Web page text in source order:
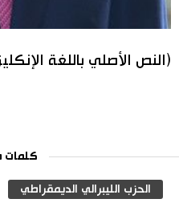
(النص الأصلي باللغة
كلمات
الحزب الليبرالي الديمقراطي